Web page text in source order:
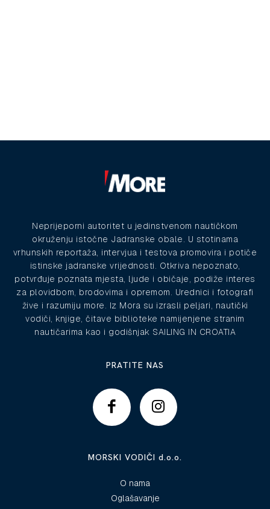
Neprijeporni autoritet u jedinstvenom nautičkom
okruženju istočne Jadranske obale. U stotinama
vrhunskih reportaža, intervjua i testova promovira i potiče
istinske jadranske vrijednosti. Otkriva nepoznato,
potvrđuje poznata mjesta, ljude i običaje, podiže interes
za plovidbom, brodovima i opremom. Urednici i fotografi
žive i razumiju more. Iz Mora su izrasli peljari, nautički
vodiči, knjige, čitave biblioteke namijenjene stranim
nautičarima kao i godišnjak SAILING IN CROATIA
PRATITE NAS
MORSKI VODIČI d.o.o.
O nama
Oglašavanje